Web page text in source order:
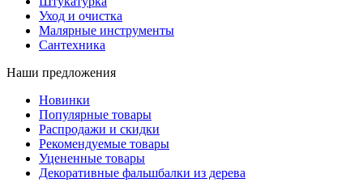
Уход и очистка
Малярные инструменты
Сантехника
Наши предложения
Новинки
Популярные товары
Распродажи и скидки
Рекомендуемые товары
Уцененные товары
Декоративные фальшбалки из дерева